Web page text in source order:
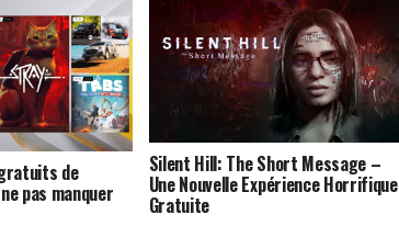
de
pas manquer
Silent Hill: The Short Message –
Une Nouvelle Expérience Horrifique
Gratuite